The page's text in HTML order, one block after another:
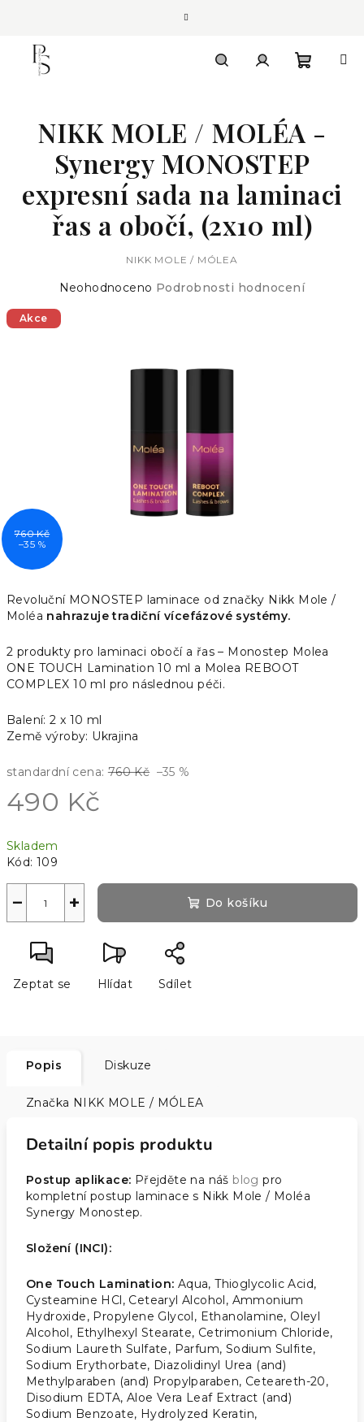
košík
Revoluční MONOSTEP laminace od značky Nikk Mole /
Moléa nahrazuje tradiční vícefázové systémy.
2 produkty pro laminaci obočí a řas – Monostep Molea
ONE TOUCH Lamination 10 ml a Molea REBOOT
COMPLEX 10 ml pro následnou péči.
Balení: 2 x 10 ml
Země výroby: Ukrajina
standardní cena: 760 Kč –35 %
490 Kč
cena:
Skladem
Kód: 109
+
− Do košíku
Zeptat se Hlídat Sdílet
NIKK MOLE / MOLÉA -
Synergy MONOSTEP
expresní sada na laminaci
řas a obočí, (2x10 ml)
NIKK MOLE / MÓLEA
Průměrné
produktu
Neohodnoceno Podrobnosti hodnocení
Akce
760 Kč
–35 %
Popis Diskuze
Značka NIKK MOLE / MÓLEA
Detailní popis produktu
Postup aplikace: Přejděte na náš blog pro
kompletní postup laminace s Nikk Mole / Moléa
Synergy Monostep.
Složení (INCI):
One Touch Lamination: Aqua, Thioglycolic Acid,
Cysteamine HCl, Cetearyl Alcohol, Ammonium
Hydroxide, Propylene Glycol, Ethanolamine, Oleyl
Alcohol, Ethylhexyl Stearate, Cetrimonium Chloride,
Sodium Laureth Sulfate, Parfum, Sodium Sulfite,
Sodium Erythorbate, Diazolidinyl Urea (and)
Methylparaben (and) Propylparaben, Ceteareth-20,
Disodium EDTA, Aloe Vera Leaf Extract (and)
Sodium Benzoate, Hydrolyzed Keratin,